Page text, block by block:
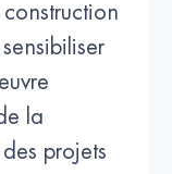
la
projets